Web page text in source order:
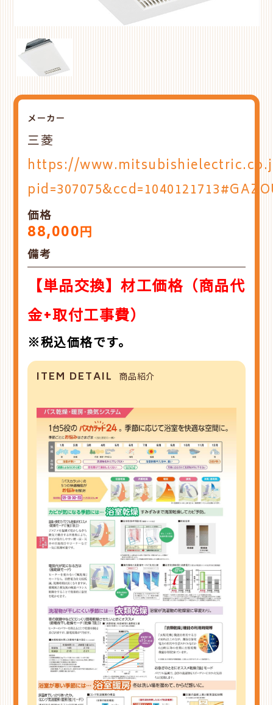
メーカー
三菱
https://
価格
88,000円
備考
【単品交換】材工価格（商品代
金+取付工事費）
※税込価格です。
ITEM DETAIL 商品紹介